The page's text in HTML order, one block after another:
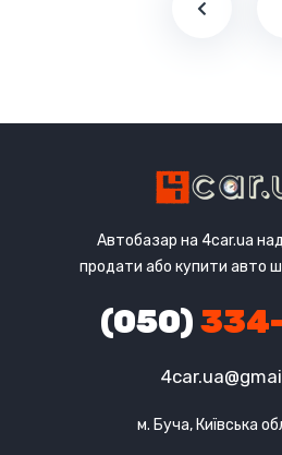
Автобазар на 4car.ua
продати або купити авто
(050)
м. Буча, Київська